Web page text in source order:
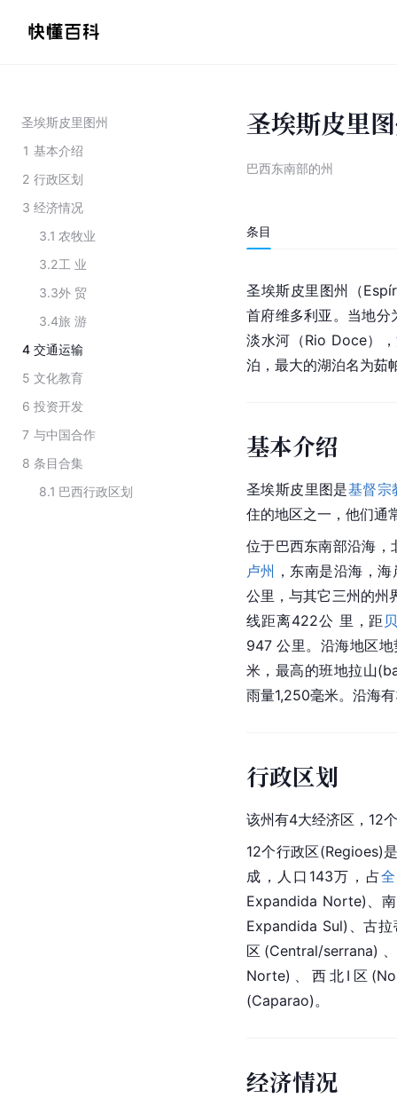
圣埃斯皮里图州
1 基本介绍
2 行政区划
3 经济情况
3.1 农牧业
3.2工 业
3.3外 贸
3.4旅 游
4 交通运输
5 文化教育
6 投资开发
7 与中国合作
8 条目合集
8.1 巴西行政区划
圣埃斯皮里
巴西东南部的州
条目
圣埃斯皮里图州（
首府维多利亚。当地分
淡水河（Rio Doce），
泊，最大的湖泊名为茹
基本介绍
圣埃斯皮里图是基督宗
住的地区之一，他们通
位于巴西东南部沿海，
卢州 ，东南是沿海，
公里，与其它三州的州
线距离422公 里，距
947 公里。沿海地区
米，最高的班地拉山
雨量1,250毫米。沿海
行政区划
该州有4大经济区，12
12个行政区(Regioes)
成，人口143万，占
Expandida Norte)、
Expandida Sul)、古
区(Central/serrana)
Norte)、 西北 I区
(Caparao)。
经济情况